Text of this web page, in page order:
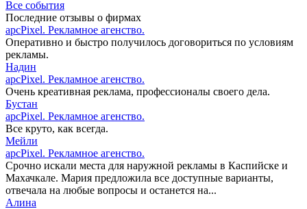
Все события
Последние отзывы о фирмах
apcPixel. Рекламное агенство.
Оперативно и быстро получилось договориться по условиям
рекламы.
Надин
apcPixel. Рекламное агенство.
Очень креативная реклама, профессионалы своего дела.
Бустан
apcPixel. Рекламное агенство.
Все круто, как всегда.
Мейли
apcPixel. Рекламное агенство.
Срочно искали места для наружной рекламы в Каспийске и
Махачкале. Мария предложила все доступные варианты,
отвечала на любые вопросы и останется на...
Алина